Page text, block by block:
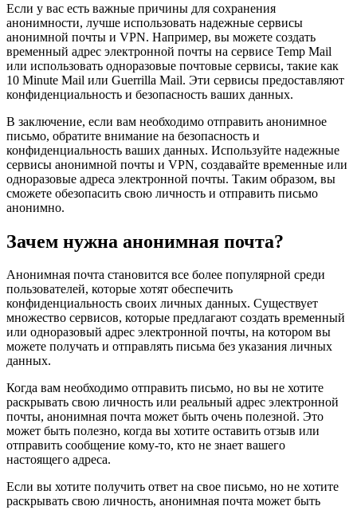
Если у вас есть важные причины для сохранения
анонимности, лучше использовать надежные сервисы
анонимной почты и VPN. Например, вы можете создать
временный адрес электронной почты на сервисе Temp Mail
или использовать одноразовые почтовые сервисы, такие как
10 Minute Mail или Guerrilla Mail. Эти сервисы предоставляют
конфиденциальность и безопасность ваших данных.
В заключение, если вам необходимо отправить анонимное
письмо, обратите внимание на безопасность и
конфиденциальность ваших данных. Используйте надежные
сервисы анонимной почты и VPN, создавайте временные или
одноразовые адреса электронной почты. Таким образом, вы
сможете обезопасить свою личность и отправить письмо
анонимно.
Зачем нужна анонимная почта?
Анонимная почта становится все более популярной среди
пользователей, которые хотят обеспечить
конфиденциальность своих личных данных. Существует
множество сервисов, которые предлагают создать временный
или одноразовый адрес электронной почты, на котором вы
можете получать и отправлять письма без указания личных
данных.
Когда вам необходимо отправить письмо, но вы не хотите
раскрывать свою личность или реальный адрес электронной
почты, анонимная почта может быть очень полезной. Это
может быть полезно, когда вы хотите оставить отзыв или
отправить сообщение кому-то, кто не знает вашего
настоящего адреса.
Если вы хотите получить ответ на свое письмо, но не хотите
раскрывать свою личность, анонимная почта может быть